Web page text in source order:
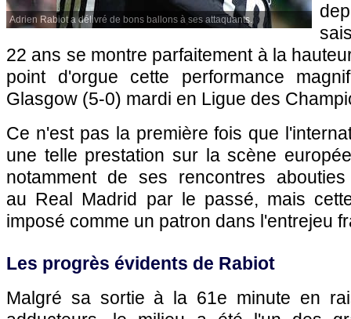
Adrien Rabiot a délivré de bons ballons à ses attaquants.
22 ans se montre parfaitement à la
point d'orgue cette performance
Glasgow (5-0) mardi en Ligue des
Ce n'est pas la première fois que
une telle prestation sur la scène
notamment de ses rencontres
au Real Madrid par le passé, mais
imposé comme un patron dans l'entrejeu
Les progrès évidents de Rabiot
Malgré sa sortie à la 61e minute en